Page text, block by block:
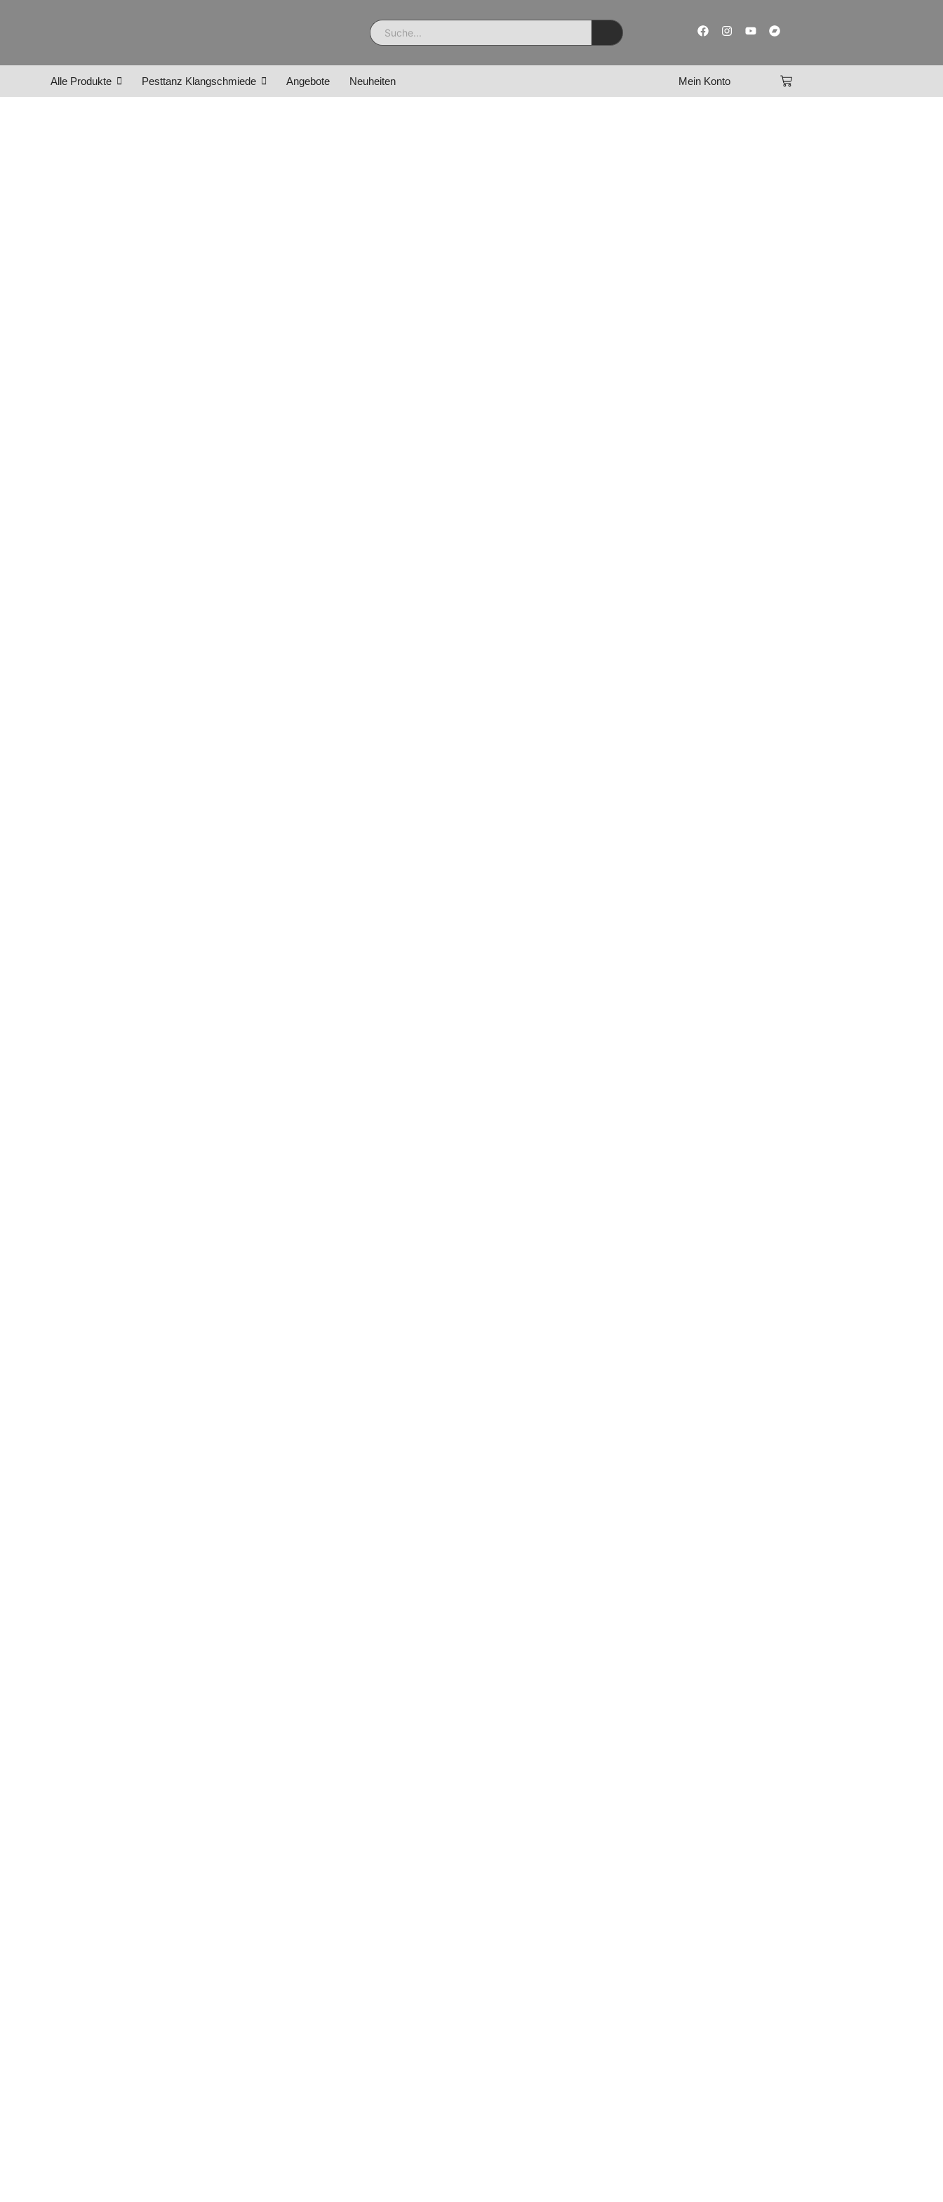
Alle Produkte Pesttanz Klangschmiede Angebote Neuheiten Mein Konto